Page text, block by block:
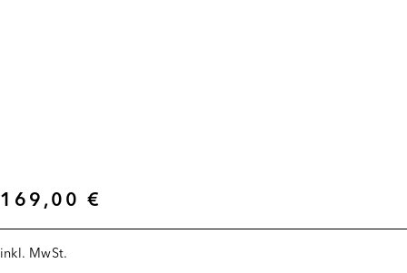
169,00 €
inkl. MwSt.